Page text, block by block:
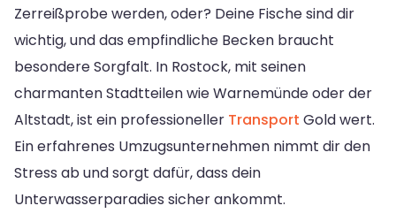
Zerreißprobe werden, oder? Deine Fische sind dir
wichtig, und das empfindliche Becken braucht
besondere Sorgfalt. In Rostock, mit seinen
charmanten Stadtteilen wie Warnemünde oder der
Altstadt, ist ein professioneller Transport Gold wert.
Ein erfahrenes Umzugsunternehmen nimmt dir den
Stress ab und sorgt dafür, dass dein
Unterwasserparadies sicher ankommt.